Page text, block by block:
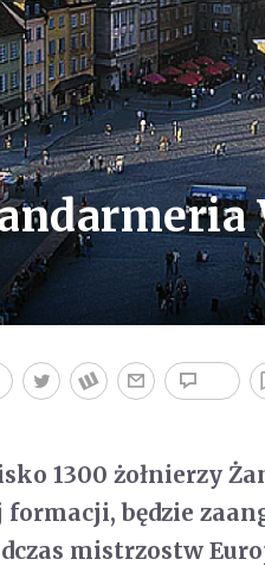
1300 żołnierzy
formacji, będzie
mistrzostw